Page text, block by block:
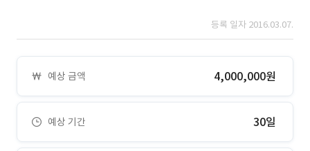
등록 일자 2016.03.07.
예상 금액 4,000,000원
예상 기간 30일